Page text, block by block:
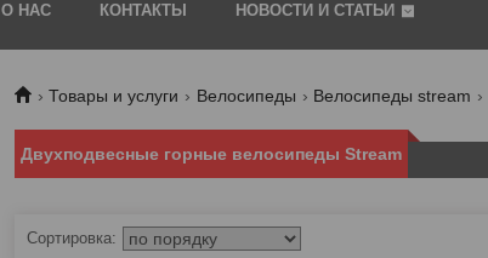
О НАС КОНТАКТЫ НОВОСТИ И СТАТЬИ
Товары и услуги Велосипеды Велосипеды stream
Двухподвесные горные велосипеды Stream